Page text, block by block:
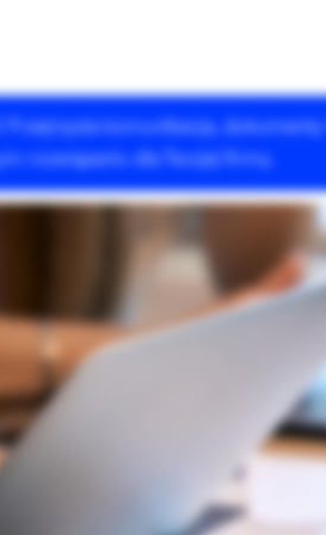
komunikacja, dokumenty
rozwiązaniu dla Twojej firmy.
Rozwiązania Drupala